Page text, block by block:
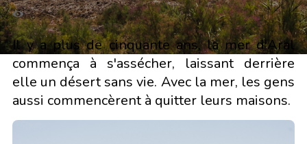
Il y a plus de cinquante ans, la mer d'Aral
commença à s'assécher, laissant derrière
elle un désert sans vie. Avec la mer, les gens
aussi commencèrent à quitter leurs maisons.